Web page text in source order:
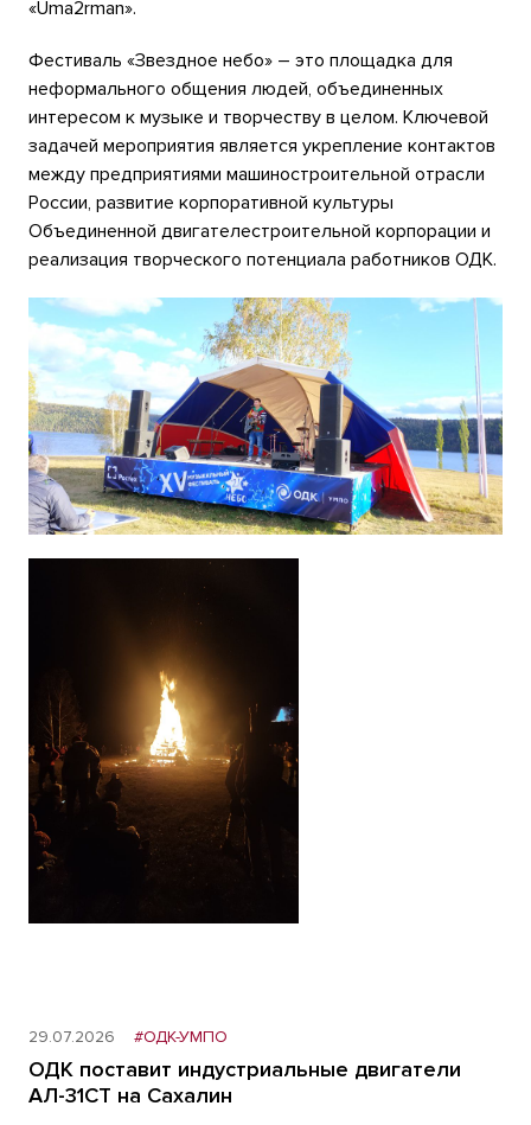
«Uma2rman».
Фестиваль «Звездное небо» – это площадка для
неформального общения людей, объединенных
интересом к музыке и творчеству в целом. Ключевой
задачей мероприятия является укрепление контактов
между предприятиями машиностроительной отрасли
России, развитие корпоративной культуры
Объединенной двигателестроительной корпорации и
реализация творческого потенциала работников ОДК.
29.07.2026 #ОДК-УМПО
ОДК поставит индустриальные двигатели
АЛ-31СТ на Сахалин